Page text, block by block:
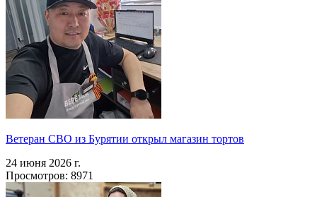
Ветеран СВО из Бурятии открыл магазин тортов
24 июня 2026 г.
Просмотров: 8971